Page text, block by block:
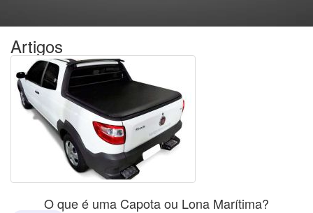
Artigos
O que é uma Capota ou Lona Marítima?